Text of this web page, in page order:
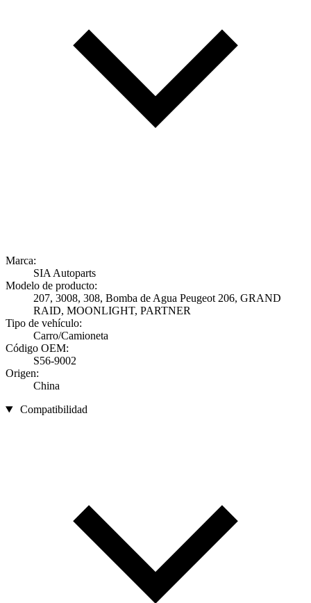
Marca:
SIA Autoparts
Modelo de producto:
207, 3008, 308, Bomba de Agua Peugeot 206, GRAND
RAID, MOONLIGHT, PARTNER
Tipo de vehículo:
Carro/Camioneta
Código OEM:
S56-9002
Origen:
China
Compatibilidad